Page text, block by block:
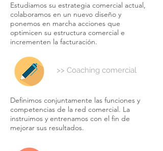
Estudiamos su estrategia comercial actual,
colaboramos en un nuevo diseño y
ponemos en marcha acciones que
optimicen su estructura comercial e
incrementen la facturación.
>> Coaching comercial
Definimos conjuntamente las funciones y
competencias de la red comercial. La
instruimos y entrenamos con el fin de
mejorar sus resultados.